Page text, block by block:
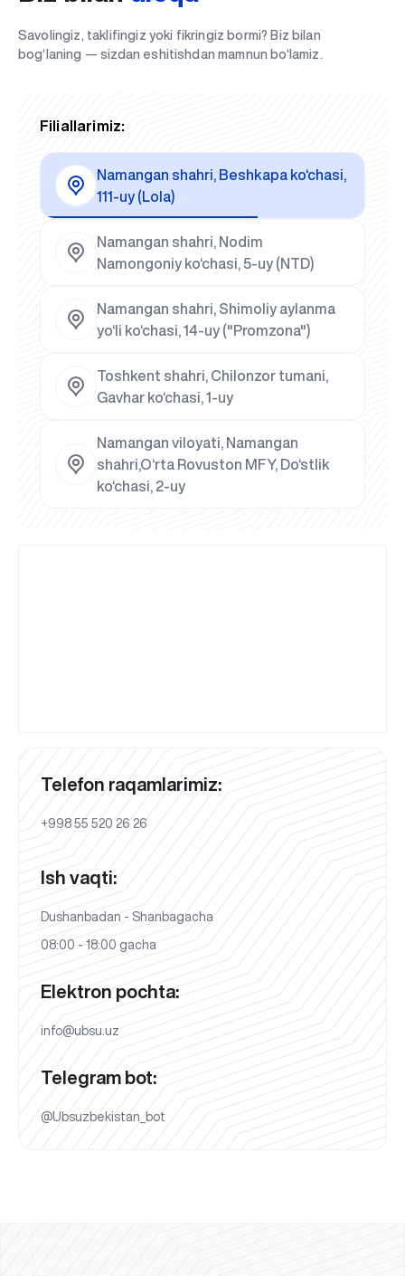
Savolingiz, taklifingiz yoki fikringiz bormi? Biz bilan
bog‘laning — sizdan eshitishdan mamnun bo‘lamiz.
Filiallarimiz:
Namangan shahri, Beshkapa ko‘chasi,
111-uy (Lola)
Namangan shahri, Nodim
Namongoniy ko‘chasi, 5-uy (NTD)
Namangan shahri, Shimoliy aylanma
yo‘li ko‘chasi, 14-uy ("Promzona")
Toshkent shahri, Chilonzor tumani,
Gavhar ko‘chasi, 1-uy
Namangan viloyati, Namangan
shahri,O‘rta Rovuston MFY, Do‘stlik
ko‘chasi, 2-uy
Telefon raqamlarimiz:
+998 55 520 26 26
Ish vaqti:
Dushanbadan - Shanbagacha
08:00 - 18:00 gacha
Elektron pochta:
info@ubsu.uz
Telegram bot:
@Ubsuzbekistan_bot